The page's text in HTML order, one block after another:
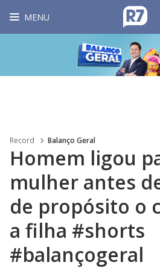
MENU
Record Balanço Geral
Homem ligou
mulher antes
de propósito o
a filha #shorts
#balançogeral